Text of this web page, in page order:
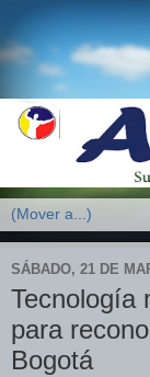
SÁBADO, 21 DE
Tecnología
para
Bogotá